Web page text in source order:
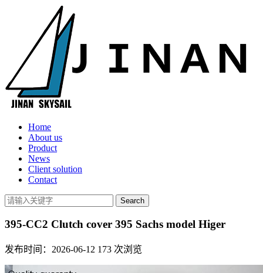
Home
About us
Product
News
Client solution
Contact
395-CC2 Clutch cover 395 Sachs model Higer
发布时间：2026-06-12 173 次浏览